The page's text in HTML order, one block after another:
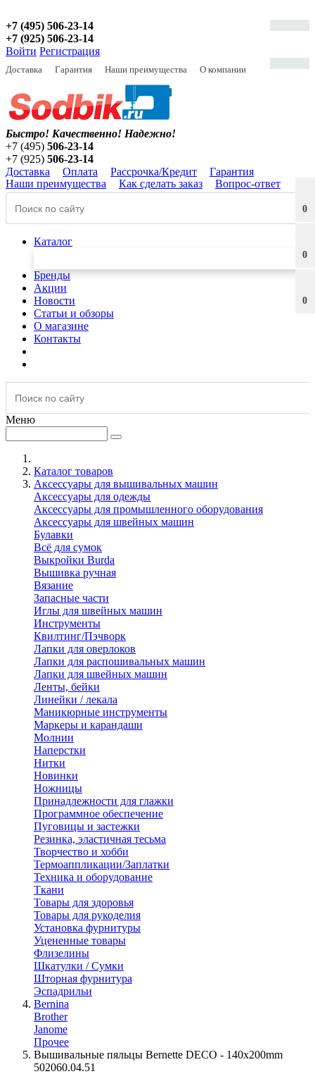
+7 (495) 506-23-14
+7 (925) 506-23-14
Войти Регистрация
Доставка Гарантия Наши преимущества О компании
0
0
0
Быстро! Качественно! Надежно!
+7 (495) 506-23-14
+7 (925) 506-23-14
Доставка
Оплата Рассрочка/Кредит
Гарантия
Наши преимущества
Как сделать заказ Вопрос-ответ
Каталог
Бренды
Акции
Новости
Статьи и обзоры
О магазине
Контакты
Меню
Каталог товаров
Аксессуары для вышивальных машин
Аксессуары для одежды
Аксессуары для промышленного оборудования
Аксессуары для швейных машин
Булавки
Всё для сумок
Выкройки Burda
Вышивка ручная
Вязание
Запасные части
Иглы для швейных машин
Инструменты
Квилтинг/Пэчворк
Лапки для оверлоков
Лапки для распошивальных машин
Лапки для швейных машин
Ленты, бейки
Линейки / лекала
Маникюрные инструменты
Маркеры и карандаши
Молнии
Наперстки
Нитки
Новинки
Ножницы
Принадлежности для глажки
Программное обеспечение
Пуговицы и застежки
Резинка, эластичная тесьма
Творчество и хобби
Термоаппликации/Заплатки
Техника и оборудование
Ткани
Товары для здоровья
Товары для рукоделия
Установка фурнитуры
Уцененные товары
Флизелины
Шкатулки / Сумки
Шторная фурнитура
Эспадрильи
Bernina
Brother
Janome
Прочее
Вышивальные пяльцы Bernette DECO - 140x200mm
502060.04.51